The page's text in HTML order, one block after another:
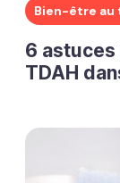
Bien-être au
6
TDAH